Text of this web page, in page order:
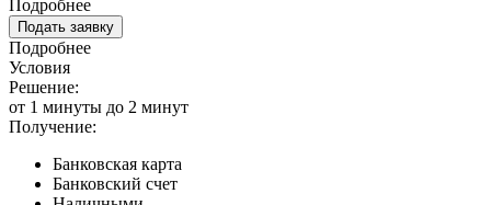
Подробнее
Подать заявку
Подробнее
Условия
Решение:
от 1 минуты до 2 минут
Получение:
Банковская карта
Банковский счет